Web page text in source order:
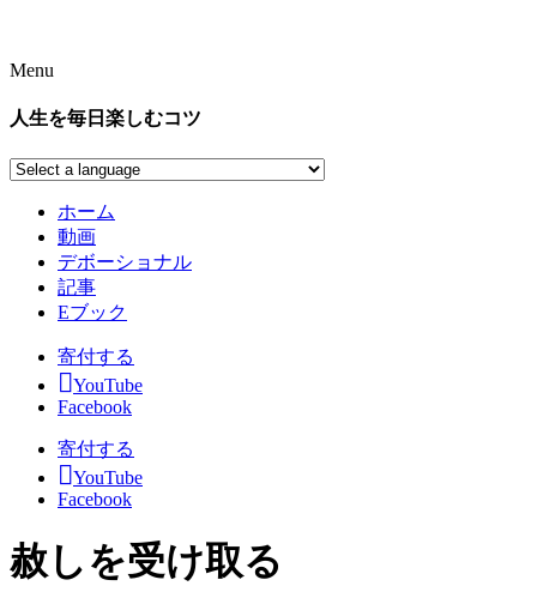
Menu
人生を毎日楽しむコツ
ホーム
動画
デボーショナル
記事
Eブック
寄付する
YouTube
Facebook
寄付する
YouTube
Facebook
赦しを受け取る